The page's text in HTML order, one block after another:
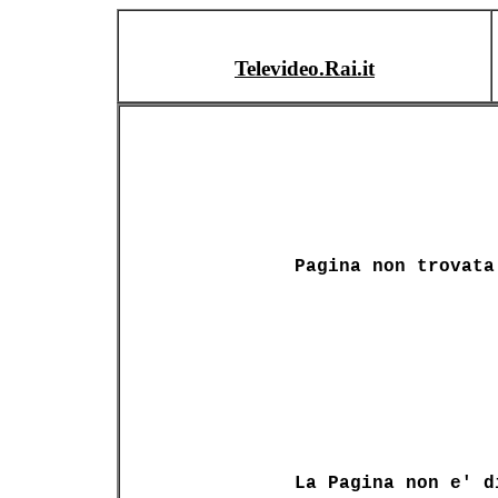
Televideo.Rai.it
Pagina non trovata
La Pagina non e'